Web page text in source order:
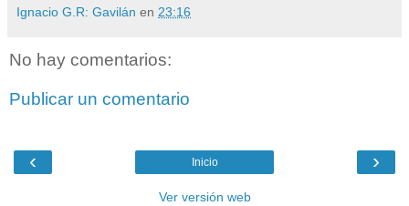
Ignacio G.R: Gavilán en 23:16
No hay comentarios:
Publicar un comentario
‹ ›
Inicio
Ver versión web